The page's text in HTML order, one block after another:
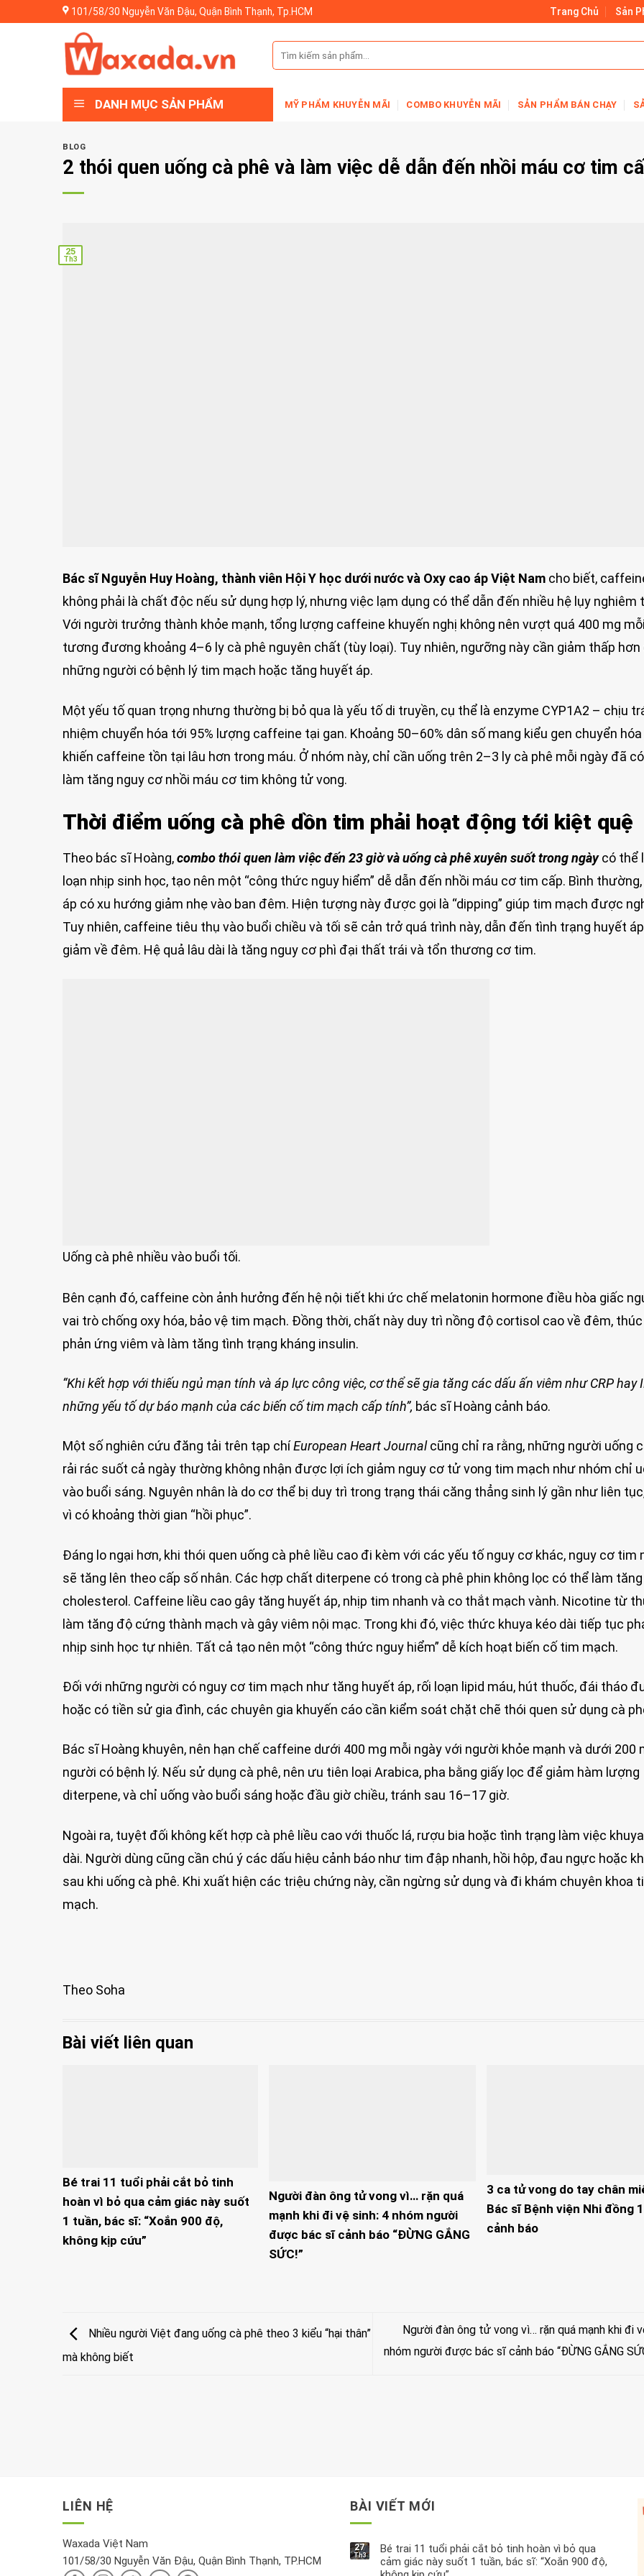
to
101/58/30 Nguyễn Văn Đậu, Quận Bình Thạnh, Tp.HCM Trang Chủ Sản
Tìm
kiếm:
DANH MỤC SẢN PHẨM MỸ PHẨM KHUYỄN MÃI COMBO KHUYỄN MÃI SẢN PHẨM BÁN CHẠY
BLOG
2 thói quen uống cà phê và làm việc dễ dẫn đến nhồi máu cơ tim
25
Th3
Bác sĩ Nguyễn Huy Hoàng, thành viên Hội Y học dưới nước và Oxy cao áp Việt Nam cho biết,
không phải là chất độc nếu sử dụng hợp lý, nhưng việc lạm dụng có thể dẫn đến nhiều hệ lụy nghiêm
Với người trưởng thành khỏe mạnh, tổng lượng caffeine khuyến nghị không nên vượt quá 400 mg
tương đương khoảng 4–6 ly cà phê nguyên chất (tùy loại). Tuy nhiên, ngưỡng này cần giảm thấp hơn
những người có bệnh lý tim mạch hoặc tăng huyết áp.
Một yếu tố quan trọng nhưng thường bị bỏ qua là yếu tố di truyền, cụ thể là enzyme CYP1A2 – chịu
nhiệm chuyển hóa tới 95% lượng caffeine tại gan. Khoảng 50–60% dân số mang kiểu gen chuyển
khiến caffeine tồn tại lâu hơn trong máu. Ở nhóm này, chỉ cần uống trên 2–3 ly cà phê mỗi ngày đã
làm tăng nguy cơ nhồi máu cơ tim không tử vong.
Thời điểm uống cà phê dồn tim phải hoạt động tới kiệt quệ
Theo bác sĩ Hoàng,combo thói quen làm việc đến 23 giờ và uống cà phê xuyên suốt trong ngàycó thể
loạn nhịp sinh học, tạo nên một “công thức nguy hiểm” dễ dẫn đến nhồi máu cơ tim cấp. Bình
áp có xu hướng giảm nhẹ vào ban đêm. Hiện tượng này được gọi là “dipping” giúp tim mạch được
Tuy nhiên, caffeine tiêu thụ vào buổi chiều và tối sẽ cản trở quá trình này, dẫn đến tình trạng huyết
giảm về đêm. Hệ quả lâu dài là tăng nguy cơ phì đại thất trái và tổn thương cơ tim.
Uống cà phê nhiều vào buổi tối.
Bên cạnh đó, caffeine còn ảnh hưởng đến hệ nội tiết khi ức chế melatonin hormone điều hòa giấc
vai trò chống oxy hóa, bảo vệ tim mạch. Đồng thời, chất này duy trì nồng độ cortisol cao về đêm,
phản ứng viêm và làm tăng tình trạng kháng insulin.
“Khi kết hợp với thiếu ngủ mạn tính và áp lực công việc, cơ thể sẽ gia tăng các dấu ấn viêm như CRP hay
những yếu tố dự báo mạnh của các biến cố tim mạch cấp tính”, bác sĩ Hoàng cảnh báo.
Một số nghiên cứu đăng tải trên tạp chíEuropean Heart Journalcũng chỉ ra rằng, những người uống
rải rác suốt cả ngày thường không nhận được lợi ích giảm nguy cơ tử vong tim mạch như nhóm chỉ
vào buổi sáng. Nguyên nhân là do cơ thể bị duy trì trong trạng thái căng thẳng sinh lý gần như liên
vì có khoảng thời gian “hồi phục”.
Đáng lo ngại hơn, khi thói quen uống cà phê liều cao đi kèm với các yếu tố nguy cơ khác, nguy cơ tim
sẽ tăng lên theo cấp số nhân. Các hợp chất diterpene có trong cà phê phin không lọc có thể làm tăng
cholesterol. Caffeine liều cao gây tăng huyết áp, nhịp tim nhanh và co thắt mạch vành. Nicotine từ
làm tăng độ cứng thành mạch và gây viêm nội mạc. Trong khi đó, việc thức khuya kéo dài tiếp tục
nhịp sinh học tự nhiên. Tất cả tạo nên một “công thức nguy hiểm” dễ kích hoạt biến cố tim mạch.
Đối với những người có nguy cơ tim mạch như tăng huyết áp, rối loạn lipid máu, hút thuốc, đái tháo
hoặc có tiền sử gia đình, các chuyên gia khuyến cáo cần kiểm soát chặt chẽ thói quen sử dụng cà
Bác sĩ Hoàng khuyên, nên hạn chế caffeine dưới 400 mg mỗi ngày với người khỏe mạnh và dưới 200
người có bệnh lý. Nếu sử dụng cà phê, nên ưu tiên loại Arabica, pha bằng giấy lọc để giảm hàm lượng
diterpene, và chỉ uống vào buổi sáng hoặc đầu giờ chiều, tránh sau 16–17 giờ.
Ngoài ra, tuyệt đối không kết hợp cà phê liều cao với thuốc lá, rượu bia hoặc tình trạng làm việc
dài. Người dùng cũng cần chú ý các dấu hiệu cảnh báo như tim đập nhanh, hồi hộp, đau ngực hoặc
sau khi uống cà phê. Khi xuất hiện các triệu chứng này, cần ngừng sử dụng và đi khám chuyên khoa
mạch.
Theo Soha
Bài viết liên quan
Bé trai 11 tuổi phải cắt bỏ tinh
hoàn vì bỏ qua cảm giác này suốt
1 tuần, bác sĩ: “Xoắn 900 độ,
không kịp cứu”
Người đàn ông tử vong vì… rặn quá
mạnh khi đi vệ sinh: 4 nhóm người
được bác sĩ cảnh báo “ĐỪNG GẮNG
SỨC!”
3 ca tử vong do tay chân
Bác sĩ Bệnh viện Nhi đồng
cảnh báo
Nhiều người Việt đang uống cà phê theo 3 kiểu “hại thân”
mà không biết
Người đàn ông tử vong vì… rặn quá mạnh khi đi
nhóm người được bác sĩ cảnh báo “ĐỪNG GẮNG
LIÊN HỆ
Waxada Việt Nam
101/58/30 Nguyễn Văn Đậu, Quận Bình Thạnh, TP.HCM
BÀI VIẾT MỚI
27
Th3
Bé trai 11 tuổi phải cắt bỏ tinh hoàn vì bỏ qua
cảm giác này suốt 1 tuần, bác sĩ: “Xoắn 900 độ,